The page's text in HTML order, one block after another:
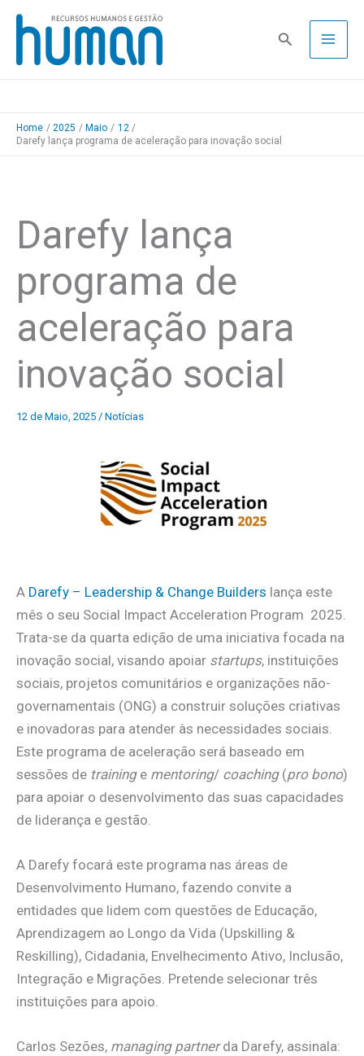
Skip
content
Pesquisa
Home 2025 Maio
12
Darefy lança programa de aceleração para inovação social
Darefy lança
programa de
aceleração para
inovação social
12 de Maio, 2025 / Notícias
A Darefy – Leadership & Change Builders lança este
mês o seu Social Impact Acceleration Program 2025.
Trata-se da quarta edição de uma iniciativa focada na
inovação social, visando apoiar startups, instituições
sociais, projetos comunitários e organizações não-
governamentais (ONG) a construir soluções criativas
e inovadoras para atender às necessidades sociais.
Este programa de aceleração será baseado em
sessões de traininge mentoring/ coaching(pro bono)
para apoiar o desenvolvimento das suas capacidades
de liderança e gestão.
A Darefy focará este programa nas áreas de
Desenvolvimento Humano, fazendo convite a
entidades que lidem com questões de Educação,
Aprendizagem ao Longo da Vida (Upskilling &
Reskilling), Cidadania, Envelhecimento Ativo, Inclusão,
Integração e Migrações. Pretende selecionar três
instituições para apoio.
Carlos Sezões, managing partnerda Darefy, assinala: